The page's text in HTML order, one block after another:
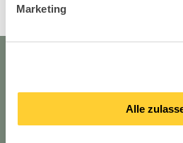
Marketing
Alle
Bleibe up to
#topstarnews